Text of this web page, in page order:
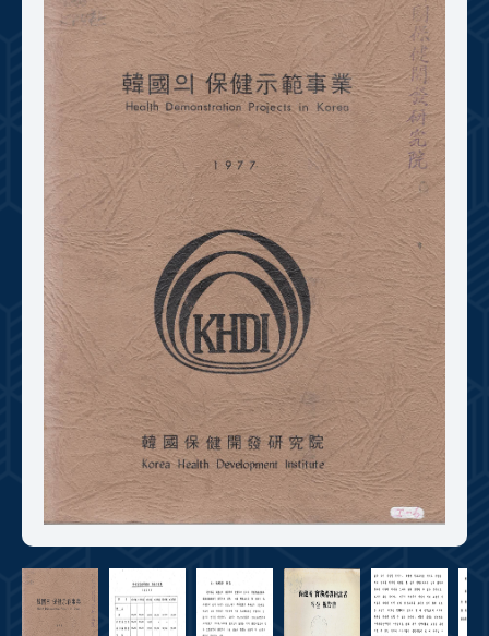
주년 기념
성과 50선 숫자로 보는 50년 50+1주년 광장
세계와 함께 한 KIHASA
VR 역사관